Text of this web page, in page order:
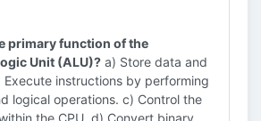
primary function of the
Unit (ALU)? a) Store data and
Execute instructions by performing
logical operations. c) Control the
the CPU. d) Convert binary